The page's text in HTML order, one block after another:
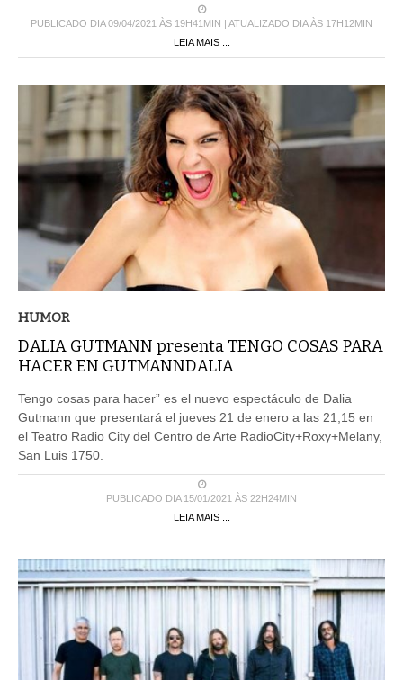
PUBLICADO DIA 09/04/2021 ÀS 19H41MIN | ATUALIZADO DIA ÀS 17H12MIN
LEIA MAIS ...
HUMOR
DALIA GUTMANN presenta TENGO COSAS PARA
HACER EN GUTMANNDALIA
Tengo cosas para hacer” es el nuevo espectáculo de Dalia
Gutmann que presentará el jueves 21 de enero a las 21,15 en
el Teatro Radio City del Centro de Arte RadioCity+Roxy+Melany,
San Luis 1750.
PUBLICADO DIA 15/01/2021 ÀS 22H24MIN
LEIA MAIS ...